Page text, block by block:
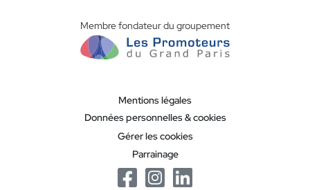
Membre fondateur du groupement
Mentions légales
Données personnelles & cookies
Gérer les cookies
Parrainage